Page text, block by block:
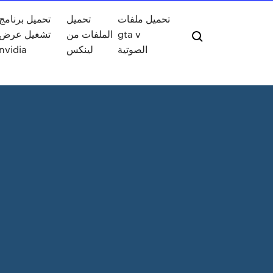
تحميل
تشغيل
تحميل
الملفات من
لينكس
تحميل ملفات
gta v
الصوتية